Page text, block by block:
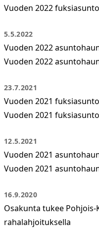
Vuoden 2022
5.5.2022
Vuoden 2022
Vuoden 2022
23.7.2021
Vuoden 2021
Vuoden 2021
12.5.2021
Vuoden 2021
Vuoden 2021
16.9.2020
Osakunta tukee
rahalahjoituksella